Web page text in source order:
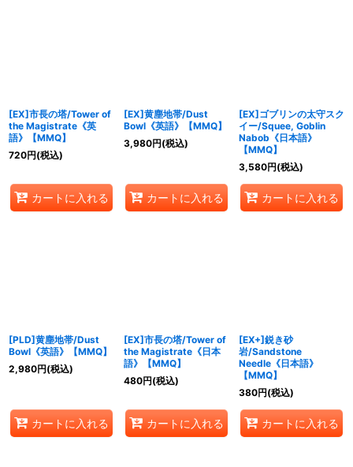
[EX]市長の塔/Tower of
the Magistrate《英
語》【MMQ】
720円(税込)
カートに入れる
[EX]黄塵地帯/Dust
Bowl《英語》【MMQ】
3,980円(税込)
カートに入れる
[EX]ゴブリンの太守スク
イー/Squee, Goblin
Nabob《日本語》
【MMQ】
3,580円(税込)
カートに入れる
[PLD]黄塵地帯/Dust
Bowl《英語》【MMQ】
2,980円(税込)
カートに入れる
[EX]市長の塔/Tower of
the Magistrate《日本
語》【MMQ】
480円(税込)
カートに入れる
[EX+]鋭き砂
岩/Sandstone
Needle《日本語》
【MMQ】
380円(税込)
カートに入れる